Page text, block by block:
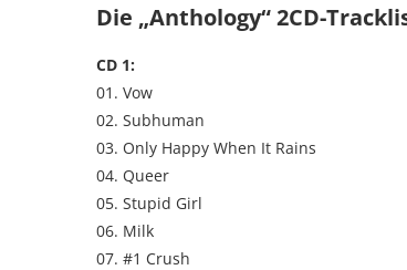
Die „Anthology“ 2CD-
CD 1:
01. Vow
02. Subhuman
03. Only Happy When It Rains
04. Queer
05. Stupid Girl
06. Milk
07. #1 Crush